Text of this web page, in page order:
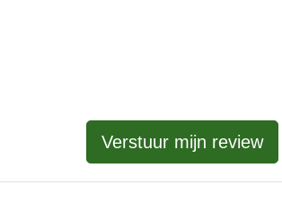
Verstuur mijn review